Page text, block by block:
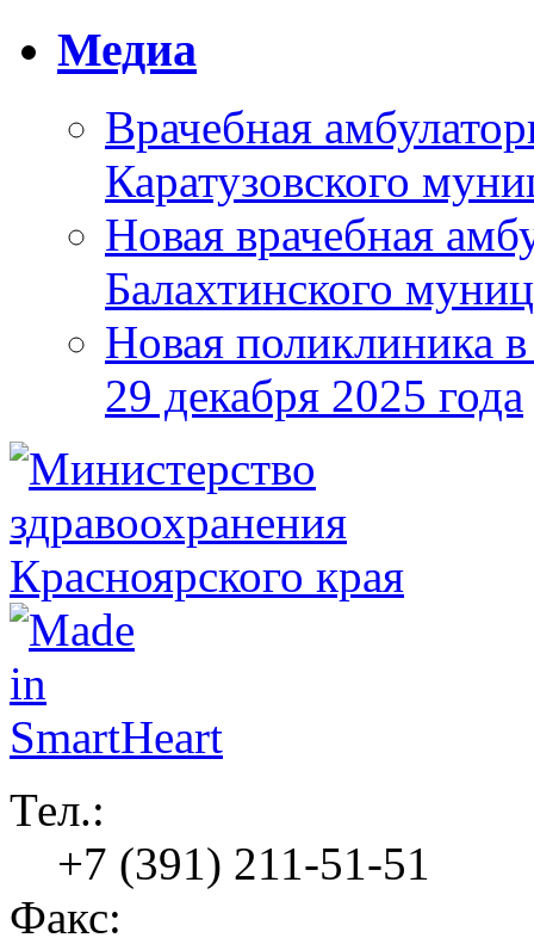
Медиа
Врачебная
Каратузовского
Новая врачебная
Балахтинского
Новая поликлиника
29 декабря 2025 года
Тел.:
+7 (391) 211-51-51
Факс: